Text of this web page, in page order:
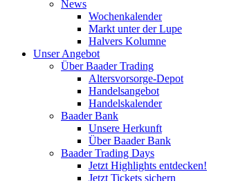
News
Wochenkalender
Markt unter der Lupe
Halvers Kolumne
Unser Angebot
Über Baader Trading
Altersvorsorge-Depot
Handelsangebot
Handelskalender
Baader Bank
Unsere Herkunft
Über Baader Bank
Baader Trading Days
Jetzt Highlights entdecken!
Jetzt Tickets sichern